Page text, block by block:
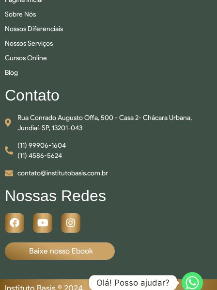
Sobre Nós
Nossos Diferenciais
Nossos Serviços
Cursos Online
Blog
Contato
Rua Conrado Augusto Offa, 500 - Casa 2- Chácara Urbana,
Jundiaí-SP, 13201-043
(11) 99906-1604
(11) 4586-5624
contato@institutobasis.com.br
Nossas Redes
Baixe nosso Ebook
Instituto Basis © 2024
Olá! Posso ajudar?